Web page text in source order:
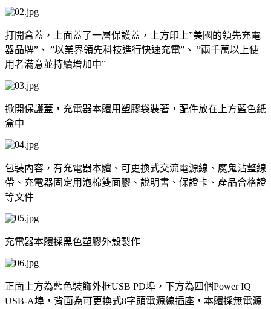
打開盒蓋，上面蓋了一層保護蓋，上方印上”美國的領先充電
器品牌” 、 ”以業界領先科技進行快速充電” 、 ”兩千萬以上使
用者滿意並持續增加中”
掀開保護蓋，充電器本體用塑膠袋裝著，配件放在上方藍色紙
盒中
包裝內容，有充電器本體、可更換式交流電源線、魔鬼沾整線
帶、充電器固定用泡棉雙面膠、說明書、保證卡、產品合格證
等文件
充電器本體採黑色塑膠外殼製作
正面上方為藍色裝飾外框USB PD埠，下方為四個Power IQ
USB-A埠，背面為可更換式8字頭電源線插座，本體採無電源